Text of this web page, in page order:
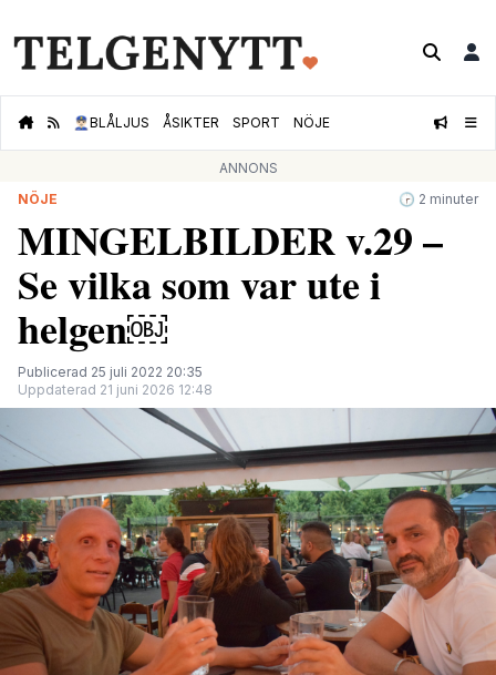
👮🏻‍♂️BLÅLJUS ÅSIKTER SPORT NÖJE
ANNONS
NÖJE
🕝 2 minuter
MINGELBILDER v.29 –
Se vilka som var ute i
helgen￼
Publicerad 25 juli 2022 20:35
Uppdaterad 21 juni 2026 12:48